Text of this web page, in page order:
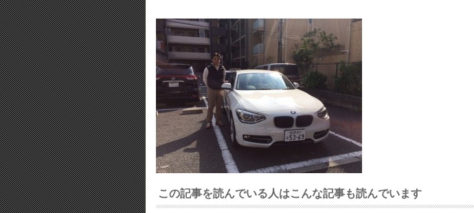
この記事を読んでいる人はこんな記事も読んでいます